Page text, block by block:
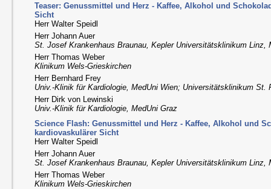
Teaser: Genussmittel und Herz - Kaffee, Alkohol und
Sicht
Herr Walter Speidl
Herr Johann Auer
St. Josef Krankenhaus Braunau, Kepler Universitätsklinikum Linz,
Herr Thomas Weber
Klinikum Wels-Grieskirchen
Herr Bernhard Frey
Univ.-Klinik für Kardiologie, MedUni Wien; Universitätsklinikum St.
Herr Dirk von Lewinski
Univ.-Klinik für Kardiologie, MedUni Graz
Science Flash: Genussmittel und Herz - Kaffee, Alkohol und
kardiovaskulärer Sicht
Herr Walter Speidl
Herr Johann Auer
St. Josef Krankenhaus Braunau, Kepler Universitätsklinikum Linz,
Herr Thomas Weber
Klinikum Wels-Grieskirchen